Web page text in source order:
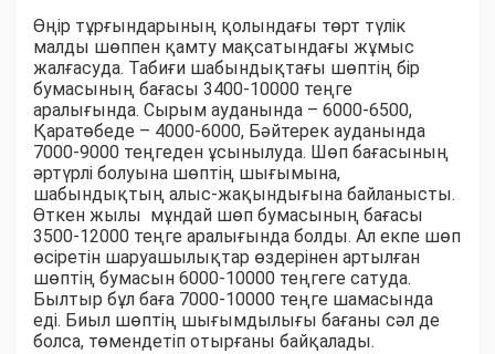
Өңір тұрғындарының қолындағы төрт түлік
малды шөппен қамту мақсатындағы жұмыс
жалғасуда. Табиғи шабындықтағы шөптің бір
бумасының бағасы 3400-10000 теңге
аралығында. Сырым ауданында – 6000-6500,
Қаратөбеде – 4000-6000, Бәйтерек ауданында
7000-9000 теңгеден ұсынылуда. Шөп бағасының
әртүрлі болуына шөптің шығымына,
шабындықтың алыс-жақындығына байланысты.
Өткен жылы мұндай шөп бумасының бағасы
3500-12000 теңге аралығында болды. Ал екпе шөп
өсіретін шаруашылықтар өздерінен артылған
шөптің бумасын 6000-10000 теңгеге сатуда.
Былтыр бұл баға 7000-10000 теңге шамасында
еді. Биыл шөптің шығымдылығы бағаны сәл де
болса, төмендетіп отырғаны байқалады.